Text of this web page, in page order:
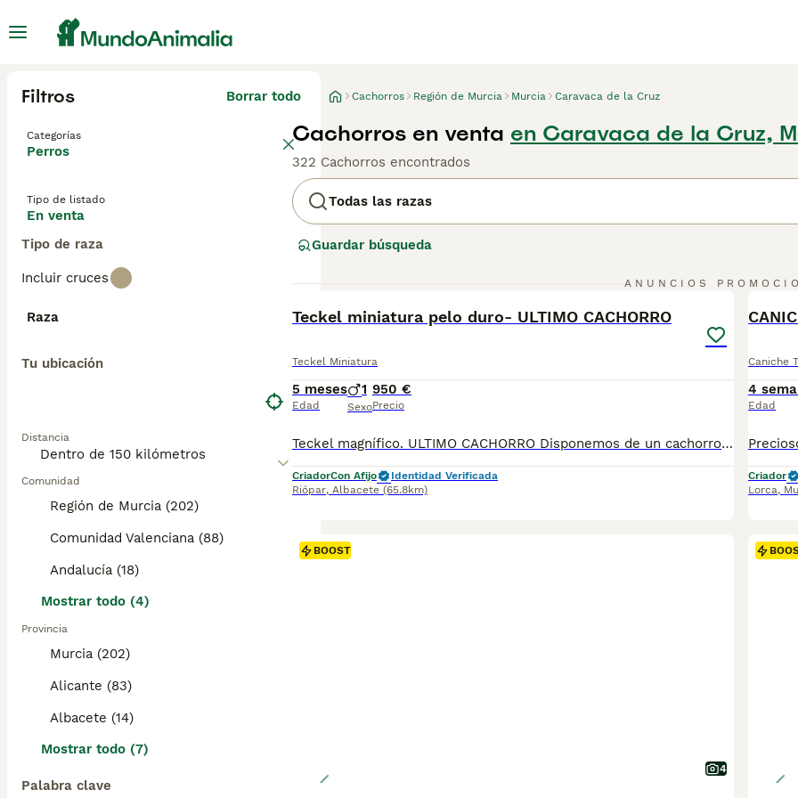
Filtros Borrar todo
Categorías
Perros
Tipo de listado
En venta
Tipo de raza
Incluir cruces
Raza
Tu ubicación
Distancia
Comunidad
Región de Murcia (202)
Comunidad Valenciana (88)
Andalucía (18)
Mostrar todo (4)
Provincia
Murcia (202)
Alicante (83)
Albacete (14)
Mostrar todo (7)
Palabra clave
Cachorros Región de Murcia Murcia Caravaca de la Cruz
Cachorros en venta en Caravaca de la Cruz,
322 Cachorros encontrados
Todas las razas
Guardar búsqueda
ANUNCIOS
Teckel miniatura pelo duro- ULTIMO CACHORRO
Teckel Miniatura
5 meses
Edad
1
Sexo
950 €
Precio
Teckel magnífico. ULTIMO CACHORRO Disponemos de un cachorro espectacular. Descendientes de líneas de reconocido prestigio con numerosos campeones (“Almarixils” ,“Alpheratz”), ; hermanos suyos de anteriores camadas compitiendo en concursos con magníficos resultados . Lo entregamos con la cartilla sanitaria al día (vacunaciones, etc), y si se quiere con inscripción en el LOE (libro Orígenes Español) para solicitar el pedigree, pruebas de ADN de los padres realizada, etc. Si esta interesado rogamos que se ponga en contacto con nosotros cuanto antes. Criados en ambiente familiar Reservas por orden de fechas de petición OPORTUNIDAD
CriadorCon Afijo
Identidad Verificada
Riópar, Albacete (65.8km)
Caniche
4
Edad
Criador
Lorca,
BOOST
4